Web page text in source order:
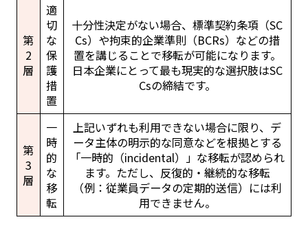
第
2
層
適
切
な
保
護
措
置
十分性決定がない場合、標準契約条項（SC
Cs）や拘束的企業準則（BCRs）などの措
置を講じることで移転が可能になります。
日本企業にとって最も現実的な選択肢はSC
Csの締結です。
第
3
層
一
時
的
な
移
転
上記いずれも利用できない場合に限り、デ
ータ主体の明示的な同意などを根拠とする
「一時的（incidental）」な移転が認められ
ます。ただし、反復的・継続的な移転
（例：従業員データの定期的送信）には利
用できません。